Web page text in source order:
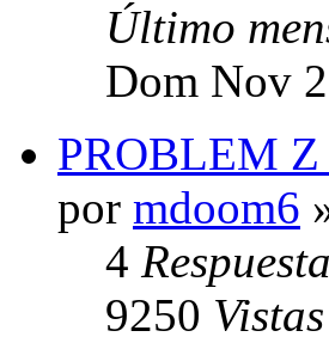
Último
Dom Nov
PROBLEM
por mdoom6
4
9250 Vistas